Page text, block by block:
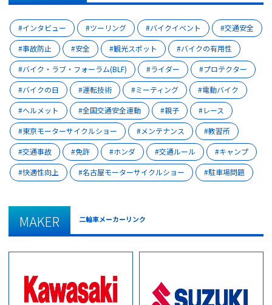
インタビュー ツーリング バイクイベント
交通安全
事故防止
安全 観光スポット
バイクの有用性
バイク・ラブ・フォーラム(BLF)
ライダー
プロテクター
バイクの日
運転技術 ミーティング
電動バイク
ヘルメット
全国交通安全運動 親子
レース
東京モーターサイクルショー
メンテナンス
教習所
交通事故
免許 ホンダ 交通ルール
キャンプ
快適性向上
名古屋モーターサイクルショー 駐車場問題
MAKER 二輪車メーカーリンク